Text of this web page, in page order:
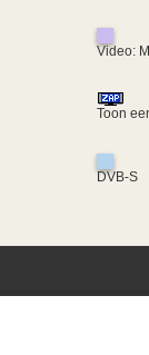
Video:
Toon
DVB-S